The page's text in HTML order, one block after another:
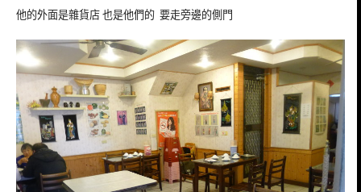
他的外面是雜貨店 也是他們的 要走旁邊的側門